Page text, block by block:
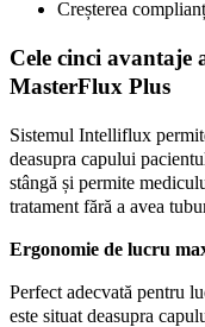
Creșterea
Cele cinci avantaje
MasterFlux Plus
Sistemul Intelliflux
deasupra capului
stângă și permite
tratament fără a avea
Ergonomie de lucru
Perfect adecvată pentru
este situat deasupra